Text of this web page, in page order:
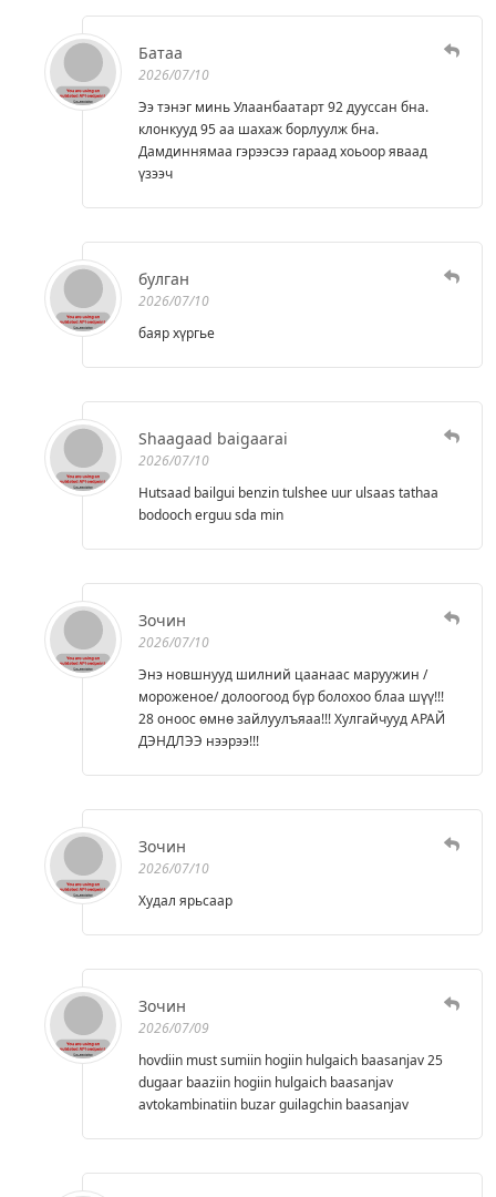
Батаа
2026/07/10
Ээ тэнэг минь Улаанбаатарт 92 дууссан бна.
клонкууд 95 аа шахаж борлуулж бна.
Дамдиннямаа гэрээсээ гараад хоьоор яваад
үзээч
булган
2026/07/10
баяр хүргье
Shaagaad baigaarai
2026/07/10
Hutsaad bailgui benzin tulshee uur ulsaas tathaa
bodooch erguu sda min
Зочин
2026/07/10
Энэ новшнууд шилний цаанаас маруужин /
мороженое/ долоогоод бүр болохоо блаа шүү!!!
28 оноос өмнө зайлуулъяаа!!! Хулгайчууд АРАЙ
ДЭНДЛЭЭ нээрээ!!!
Зочин
2026/07/10
Худал ярьсаар
Зочин
2026/07/09
hovdiin must sumiin hogiin hulgaich baasanjav 25
dugaar baaziin hogiin hulgaich baasanjav
avtokambinatiin buzar guilagchin baasanjav